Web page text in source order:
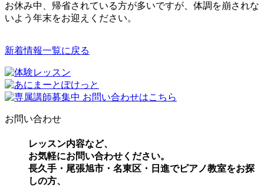
お休み中、帰省されている方が多いですが、体調を崩されな
いよう年末をお迎えください。
新着情報一覧に戻る
お問い合わせ
レッスン内容など、
お気軽にお問い合わせください。
長久手・尾張旭市・名東区・日進でピアノ教室をお探
しの方、